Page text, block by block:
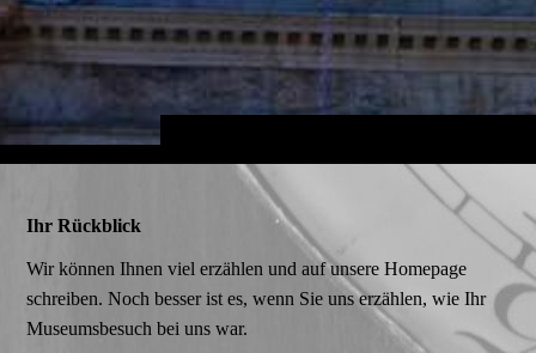
Ihr Rückblick
Wir können Ihnen viel erzählen und auf unsere Homepage
schreiben. Noch besser ist es, wenn Sie uns erzählen, wie Ihr
Museumsbesuch bei uns war.